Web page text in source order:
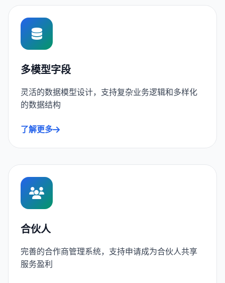
多模型字段
灵活的数据模型设计，支持复杂业务逻辑和多样化
的数据结构
了解更多
合伙人
完善的合作商管理系统，支持申请成为合伙人共享
服务盈利